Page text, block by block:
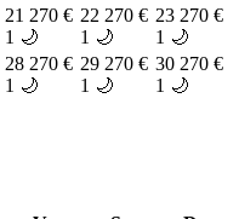
21 270 €
1 🌙
22 270 €
1 🌙
23 270 €
1 🌙
28 270 €
1 🌙
29 270 €
1 🌙
30 270 €
1 🌙